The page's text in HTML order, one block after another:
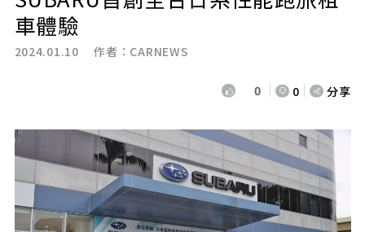
車體驗
2024.01.10 作者： CARNEWS
0 0 分享